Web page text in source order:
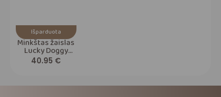
Išparduota
Minkštas žaislas
Lucky Doggy
Perfect Look
40.95 €